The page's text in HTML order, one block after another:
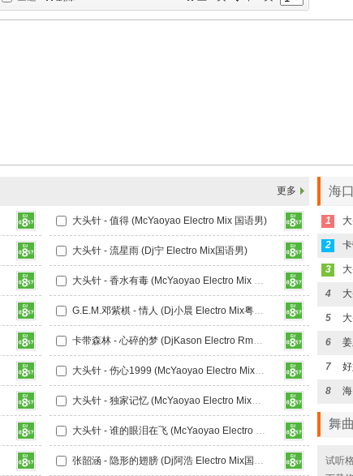
更多
大头针 - 值得 (McYaoyao Electro Mix 国语男)
大头针 - 流星雨 (Dj宁 Electro Mix国语男)
大头针 - 香水有毒 (McYaoyao Electro Mix 国语男)
G.E.M.邓紫棋 - 情人 (Dj小晨 Electro Mix粤语女)
卡带森林 - 心碎的梦 (DjKason Electro Rmx国语男)
大头针 - 伤心1999 (McYaoyao Electro Mix国语男)
大头针 - 独家记忆 (McYaoyao Electro Mix国语男)
大头针 - 谁的眼泪在飞 (McYaoyao Electro Mix国语男)
张韶涵 - 隐形的翅膀 (Dj阿浩 Electro Mix国语女)
海
1
2
3
4
5
6
7
8
舞
试听